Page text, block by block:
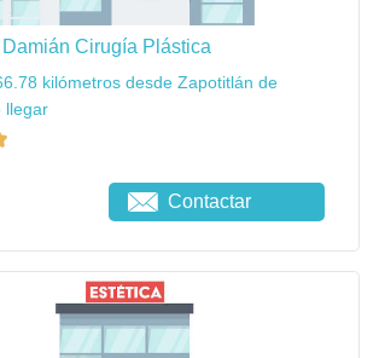
Cirugía Plástica
kilómetros desde Zapotitlán de
llegar
Contactar